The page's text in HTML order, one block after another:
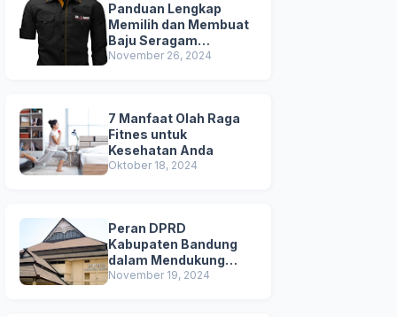
Panduan Lengkap
Memilih dan Membuat
Baju Seragam
Berkualitas
November 26, 2024
7 Manfaat Olah Raga
Fitnes untuk
Kesehatan Anda
Oktober 18, 2024
Peran DPRD
Kabupaten Bandung
dalam Mendukung
Pembangunan Daerah
November 19, 2024